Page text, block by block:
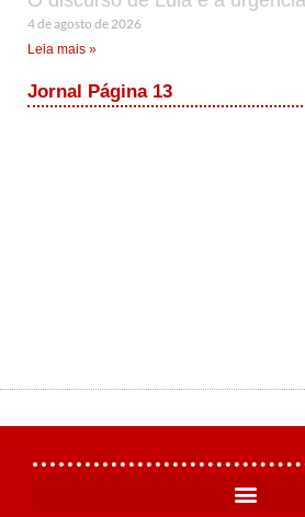
4 de agosto de 2026
Leia mais »
Jornal Página 13